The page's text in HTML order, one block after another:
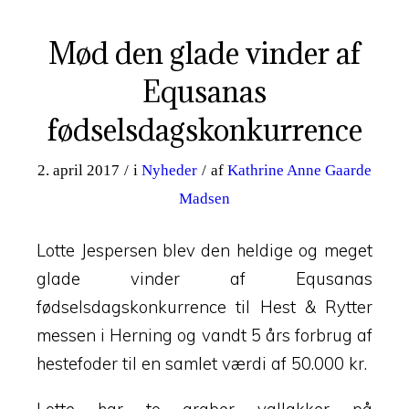
Mød den glade vinder af
Equsanas
fødselsdagskonkurrence
2. april 2017 / i Nyheder / af Kathrine Anne Gaarde
Madsen
Lotte Jespersen blev den heldige og meget
glade vinder af Equsanas
fødselsdagskonkurrence til Hest & Rytter
messen i Herning og vandt 5 års forbrug af
hestefoder til en samlet værdi af 50.000 kr.